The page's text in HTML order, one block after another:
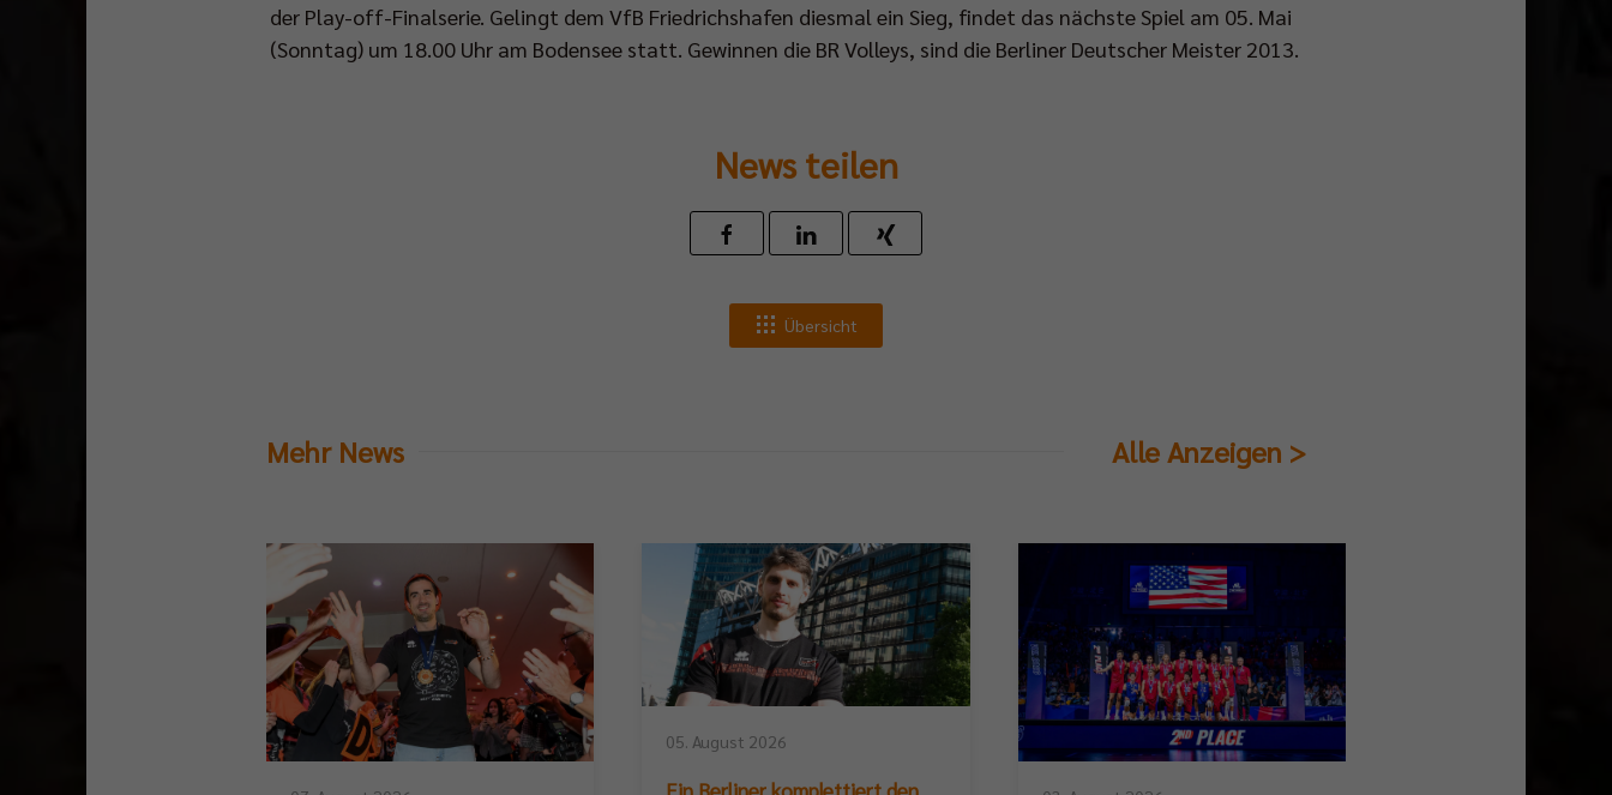
der Play-off-Finalserie. Gelingt dem VfB Friedrichshafen diesmal ein Sieg, findet das nächste Spiel am 05. Mai
(Sonntag) um 18.00 Uhr am Bodensee statt. Gewinnen die BR Volleys, sind die Berliner Deutscher Meister 2013.
News teilen
Übersicht
Mehr News Alle Anzeigen >
05. August 2026